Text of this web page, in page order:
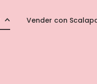
Vender con